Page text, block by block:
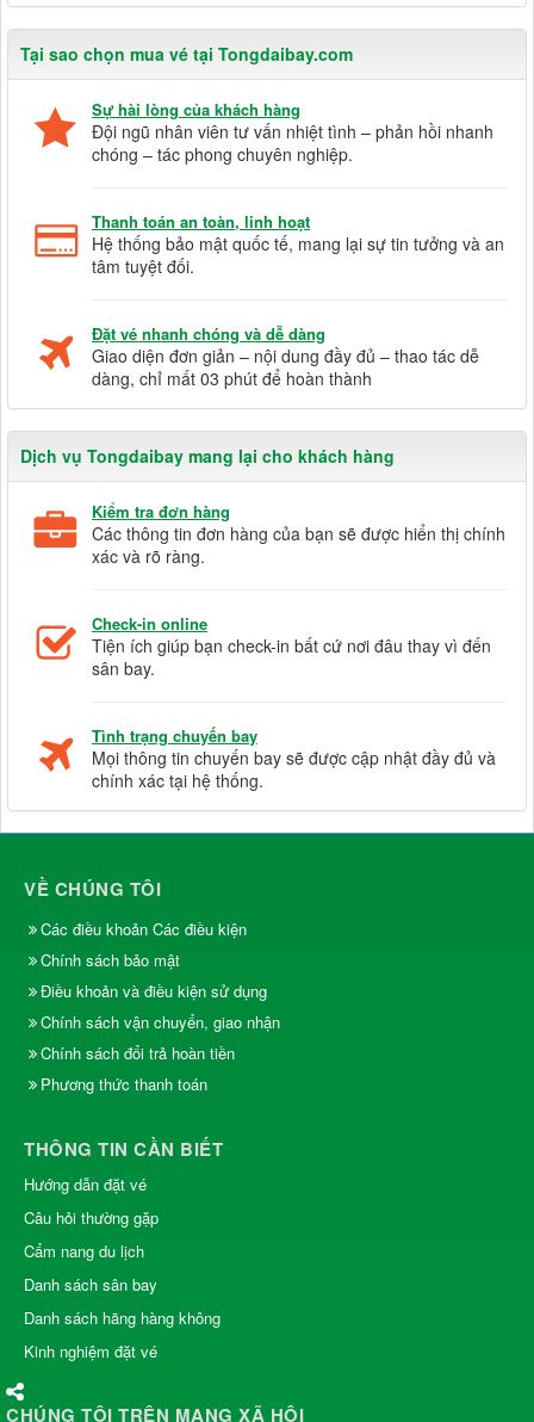
Tại sao chọn mua vé tại Tongdaibay.com
Sự hài lòng của khách hàng
Đội ngũ nhân viên tư vấn nhiệt tình – phản hồi nhanh
chóng – tác phong chuyên nghiệp.
Thanh toán an toàn, linh hoạt
Hệ thống bảo mật quốc tế, mang lại sự tin tưởng và an
tâm tuyệt đối.
Đặt vé nhanh chóng và dễ dàng
Giao diện đơn giản – nội dung đầy đủ – thao tác dễ
dàng, chỉ mất 03 phút để hoàn thành
Dịch vụ Tongdaibay mang lại cho khách hàng
Kiểm tra đơn hàng
Các thông tin đơn hàng của bạn sẽ được hiển thị chính
xác và rõ ràng.
Check-in online
Tiện ích giúp bạn check-in bất cứ nơi đâu thay vì đến
sân bay.
Tình trạng chuyến bay
Mọi thông tin chuyến bay sẽ được cập nhật đầy đủ và
chính xác tại hệ thống.
VỀ CHÚNG TÔI
Các điều khoản Các điều kiện
Chính sách bảo mật
Điều khoản và điều kiện sử dụng
Chính sách vận chuyển, giao nhận
Chính sách đổi trả hoàn tiền
Phương thức thanh toán
THÔNG TIN CẦN BIẾT
Hướng dẫn đặt vé
Câu hỏi thường gặp
Cẩm nang du lịch
Danh sách sân bay
Danh sách hãng hàng không
Kinh nghiệm đặt vé
CHÚNG TÔI TRÊN MẠNG XÃ HỘI